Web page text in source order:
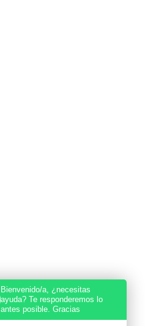
Bienvenido/a, ¿necesitas
ayuda? Te responderemos lo
antes posible. Gracias